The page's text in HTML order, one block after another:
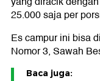
25.000 saja per
Es campur ini bisa
Nomor 3, Sawah
Baca juga: